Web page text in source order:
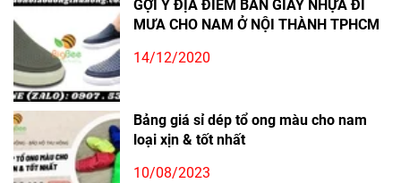
GỢI Ý ĐỊA ĐIỂM BÁN GIÀY NHỰA ĐI
MƯA CHO NAM Ở NỘI THÀNH TPHCM
14/12/2020
Bảng giá sỉ dép tổ ong màu cho nam
loại xịn & tốt nhất
10/08/2023